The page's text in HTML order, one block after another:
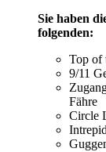
Sie haben
folgenden:
Top of
9/11
Fähre
Circle